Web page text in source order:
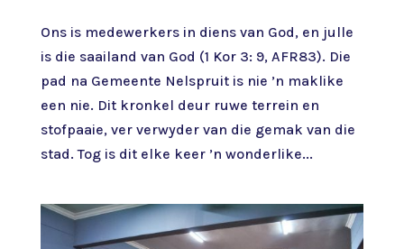
Ons is medewerkers in diens van God, en julle
is die saailand van God (1 Kor 3: 9, AFR83). Die
pad na Gemeente Nelspruit is nie ’n maklike
een nie. Dit kronkel deur ruwe terrein en
stofpaaie, ver verwyder van die gemak van die
stad. Tog is dit elke keer ’n wonderlike...